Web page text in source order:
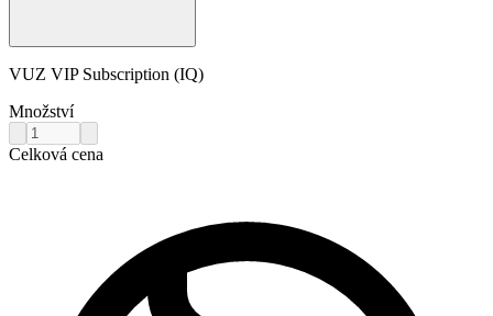
VUZ VIP Subscription (IQ)
Množství
Celková cena